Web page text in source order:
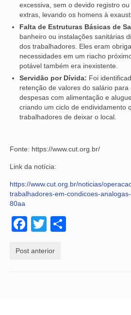
excessiva, sem o devido registro
extras, levando os homens à
Falta de Estruturas Básicas de
banheiro ou instalações sanitárias
dos trabalhadores. Eles eram
necessidades em um riacho
potável também era inexistente.
Servidão por Dívida: Foi
retenção de valores do salário para
despesas com alimentação e
criando um ciclo de endividamento
trabalhadores de deixar o local.
Fonte: https://www.cut.org.br/
Link da notícia:
https://www.cut.org.br/noticias/
trabalhadores-em-condicoes-
80aa
Facebook
Twitter
Post anterior